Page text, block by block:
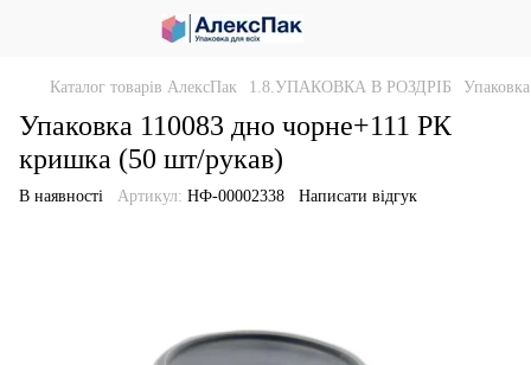
Каталог товарів АлексПак 1.8.УПАКОВКА В РОЗДРІБ
Упаковка 110083 дно чорне+111 РК
кришка (50 шт/рукав)
В наявності Артикул: НФ-00002338 Написати відгук